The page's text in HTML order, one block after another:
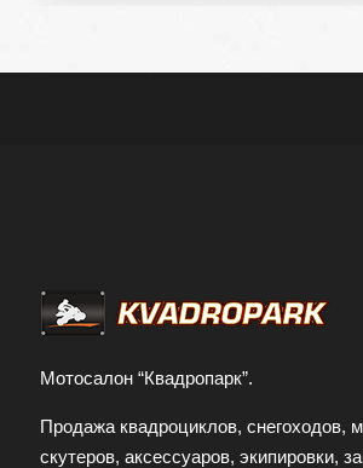
Мотосалон “Квадропарк”.
Продажа квадроциклов, снегоходов,
скутеров, аксессуаров, экипировки,